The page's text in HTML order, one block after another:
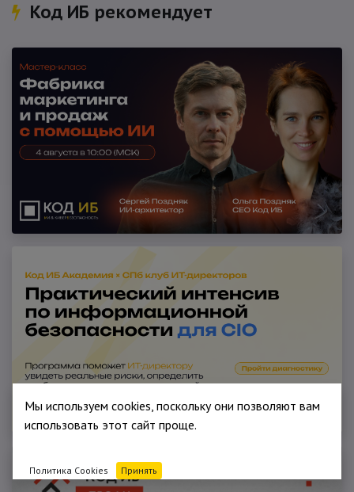
Код ИБ рекомендует
Мы используем cookies, поскольку они позволяют вам
использовать этот сайт проще.
Политика Cookies Принять